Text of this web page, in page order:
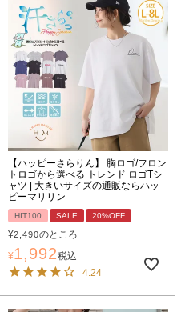
【ハッピーさらりん】 胸ロゴ/フロン
トロゴから選べる トレンド ロゴTシ
ャツ | 大きいサイズの通販ならハッ
ピーマリリン
HIT100 SALE 20%OFF
¥2,490のところ
¥1,992税込
4.24